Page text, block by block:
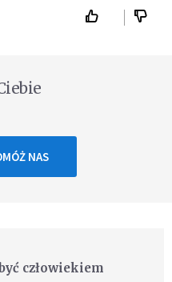
NAS
człowiekiem